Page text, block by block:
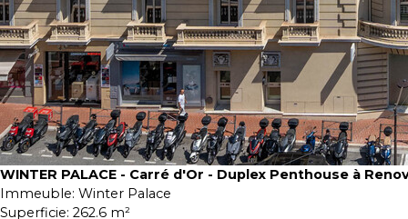
WINTER PALACE - Carré d'Or - Duplex Penthouse à
Immeuble: Winter Palace
Superficie: 262.6 m²